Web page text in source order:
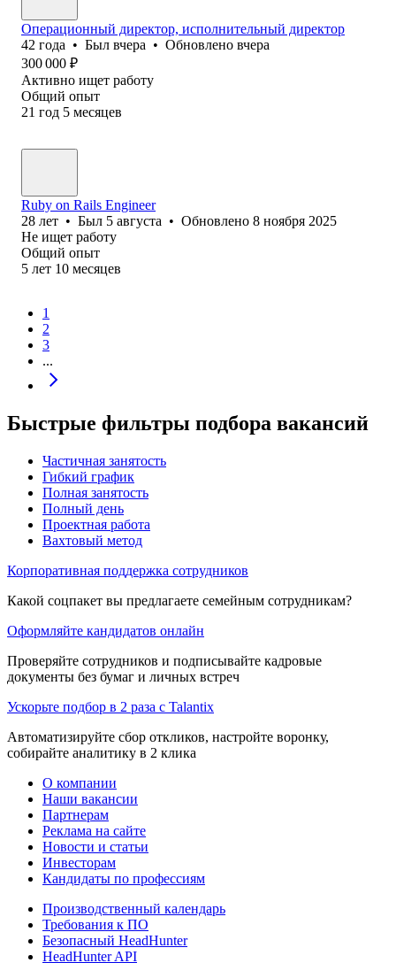
Операционный директор, исполнительный директор
42 года • Был вчера • Обновлено вчера
300 000 ₽
Активно ищет работу
Общий опыт
21 год 5 месяцев
Ruby on Rails Engineer
28 лет • Был 5 августа • Обновлено 8 ноября 2025
Не ищет работу
Общий опыт
5 лет 10 месяцев
1
2
3
...
Быстрые фильтры подбора вакансий
Частичная занятость
Гибкий график
Полная занятость
Полный день
Проектная работа
Вахтовый метод
Корпоративная поддержка сотрудников
Какой соцпакет вы предлагаете семейным сотрудникам?
Оформляйте кандидатов онлайн
Проверяйте сотрудников и подписывайте кадровые
документы без бумаг и личных встреч
Ускорьте подбор в 2 раза с Talantix
Автоматизируйте сбор откликов, настройте воронку,
собирайте аналитику в 2 клика
О компании
Наши вакансии
Партнерам
Реклама на сайте
Новости и статьи
Инвесторам
Кандидаты по профессиям
Производственный календарь
Требования к ПО
Безопасный HeadHunter
HeadHunter API